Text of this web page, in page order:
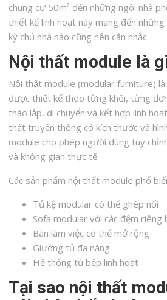
chung cư 50m² đến những ngôi nhà
thiết kế linh hoạt này mang đến
kỳ chủ nhà nào cũng nên cân nhắc.
Nội thất module là
Nội thất module (modular furniture)
được thiết kế theo từng khối, từng
tháo lắp, di chuyển và kết hợp linh
thất truyền thống có kích thước và
module cho phép người dùng tùy
và không gian thực tế.
Các sản phẩm nội thất module phổ
Tủ kệ modular có thể ghép nối
Sofa modular với các đệm riêng
Bàn làm việc có thể mở rộng
Giường tủ đa năng
Hệ thống tủ bếp linh hoạt
Tại sao nội thất